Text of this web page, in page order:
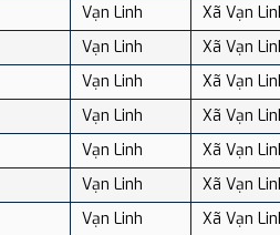
Vạn Linh
Xã Vạn
Vạn Linh
Xã Vạn
Vạn Linh
Xã Vạn
Vạn Linh
Xã Vạn
Vạn Linh
Xã Vạn
Vạn Linh
Xã Vạn
Vạn Linh
Xã Vạn